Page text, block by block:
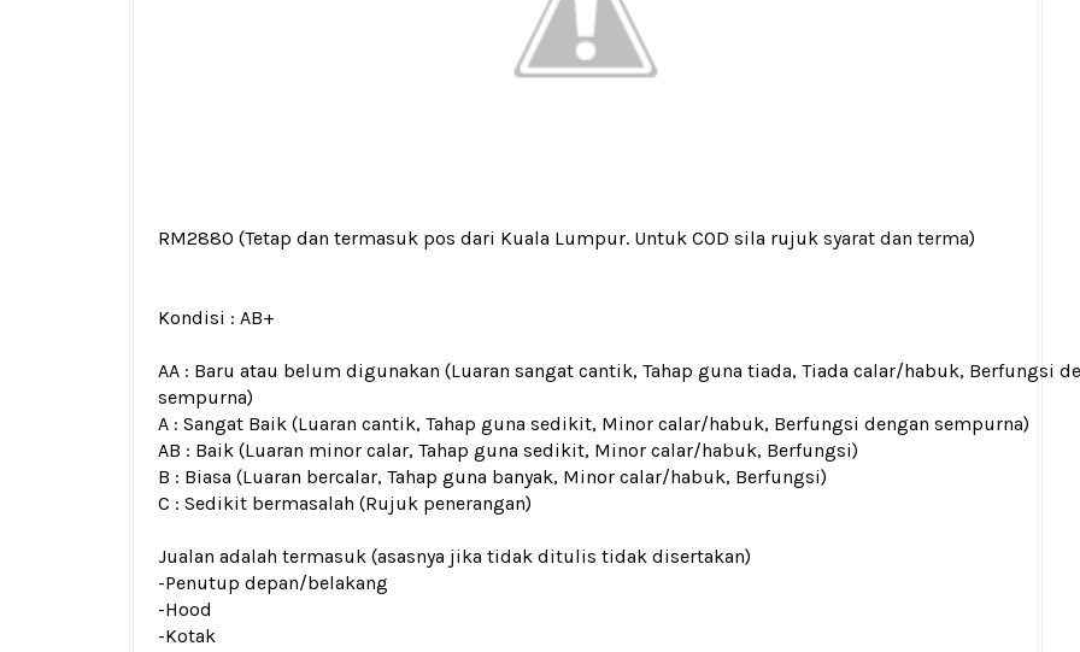
RM2880 (Tetap dan termasuk pos dari Kuala Lumpur. Untuk COD sila rujuk syarat dan terma)
Kondisi : AB+
AA : Baru atau belum digunakan (Luaran sangat cantik, Tahap guna tiada, Tiada calar/habuk, Berfungsi
sempurna)
A : Sangat Baik (Luaran cantik, Tahap guna sedikit, Minor calar/habuk, Berfungsi dengan sempurna)
AB : Baik (Luaran minor calar, Tahap guna sedikit, Minor calar/habuk, Berfungsi)
B : Biasa (Luaran bercalar, Tahap guna banyak, Minor calar/habuk, Berfungsi)
C : Sedikit bermasalah (Rujuk penerangan)
Jualan adalah termasuk (asasnya jika tidak ditulis tidak disertakan)
-Penutup depan/belakang
-Hood
-Kotak